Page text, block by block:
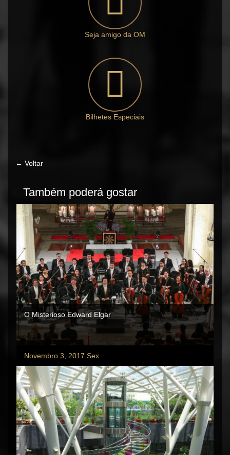
Seja amigo da OM
Bilhetes Especiais
← Voltar
Também poderá gostar
O Misterioso Edward Elgar
Novembro 3, 2017 Sex